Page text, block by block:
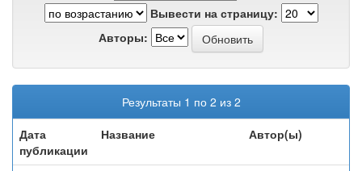
Вывести на страницу:
Авторы:
Результаты 1 по 2 из 2
Дата
публикации
Название Автор(ы)